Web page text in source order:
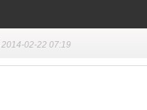
2014-02-22 07:19